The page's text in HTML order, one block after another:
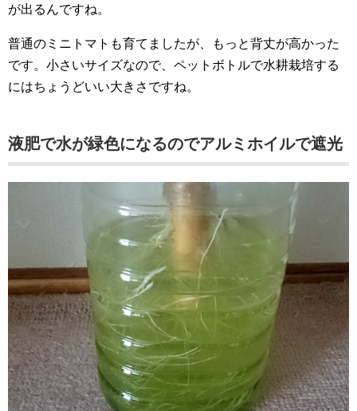
が出るんですね。
普通のミニトマトも育てましたが、もっと背丈が高かった
です。小さいサイズなので、ペットボトルで水耕栽培する
にはちょうどいい大きさですね。
液肥で水が緑色になるのでアルミホイルで遮光